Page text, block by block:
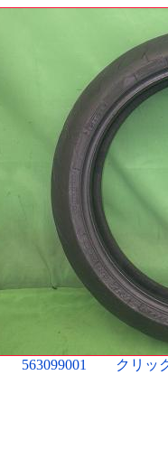
563099001 クリッ